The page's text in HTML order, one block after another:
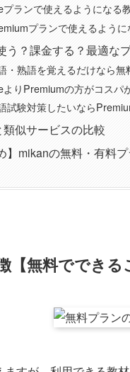
プランで使えるようになる
プランで使えるよう
う？課金する？最適な
・熟語を覚えるだけなら無
よりPremiumの方がコスパ
試験対策したいなら
類似サービスの比較
】mikanの無料・有料
【無料でできる